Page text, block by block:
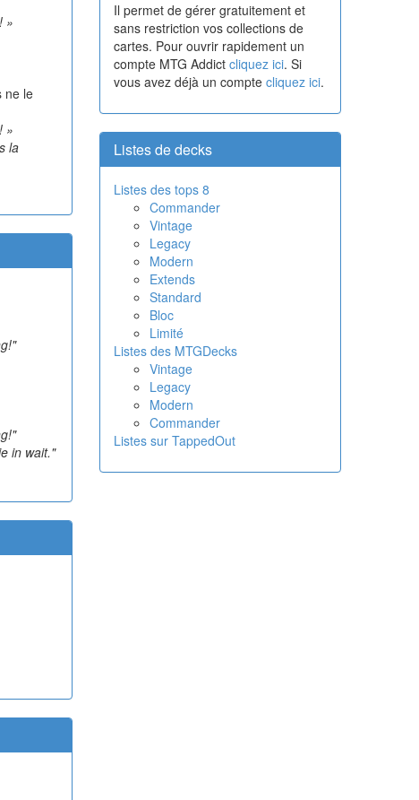
»
ne le
»
la
in wait."
Il permet de gérer gratuitement et
sans restriction vos collections de
cartes. Pour ouvrir rapidement un
compte MTG Addict cliquez ici. Si
vous avez déjà un compte cliquez ici.
Listes de decks
Listes des tops 8
Commander
Vintage
Legacy
Modern
Extends
Standard
Bloc
Limité
Listes des MTGDecks
Vintage
Legacy
Modern
Commander
Listes sur TappedOut